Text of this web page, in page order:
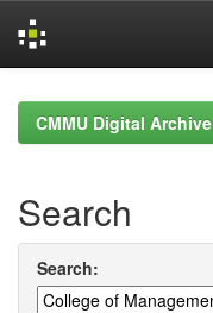
navigationCMMU Digital Archive
Search
Search: